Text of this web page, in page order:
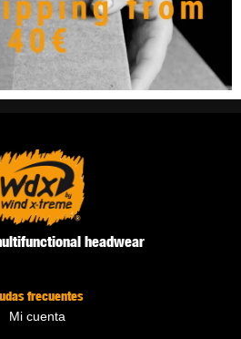
headwear
frecuentes
Mi cuenta